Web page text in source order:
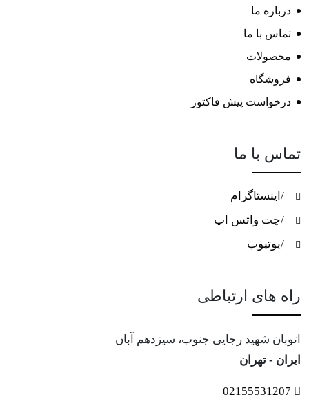
درباره ما
تماس با ما
محصولات
فروشگاه
درخواست پیش فاکتور
تماس با ما
/اینستاگرام
/چت واتس اپ
/یوتیوب
راه های ارتباطی
اتوبان شهید رجایی جنوب، سیزدهم آبان
ایران - تهران
02155531207